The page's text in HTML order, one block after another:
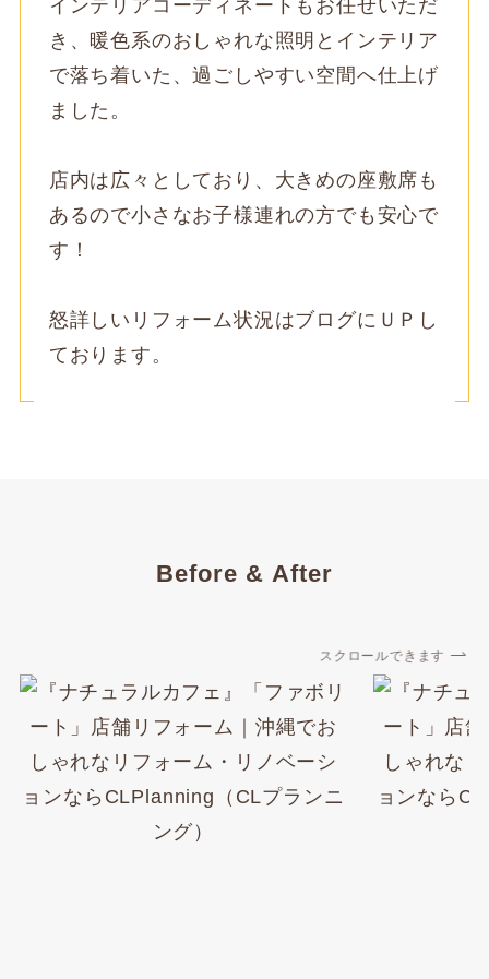
インテリアコーディネートもお任せいただ
き、暖色系のおしゃれな照明とインテリア
で落ち着いた、過ごしやすい空間へ仕上げ
ました。
店内は広々としており、大きめの座敷席も
あるので小さなお子様連れの方でも安心で
す！
怒詳しいリフォーム状況はブログにＵＰし
ております。
Before & After
スクロールできます